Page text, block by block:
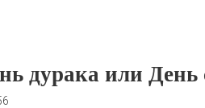
дурака или День